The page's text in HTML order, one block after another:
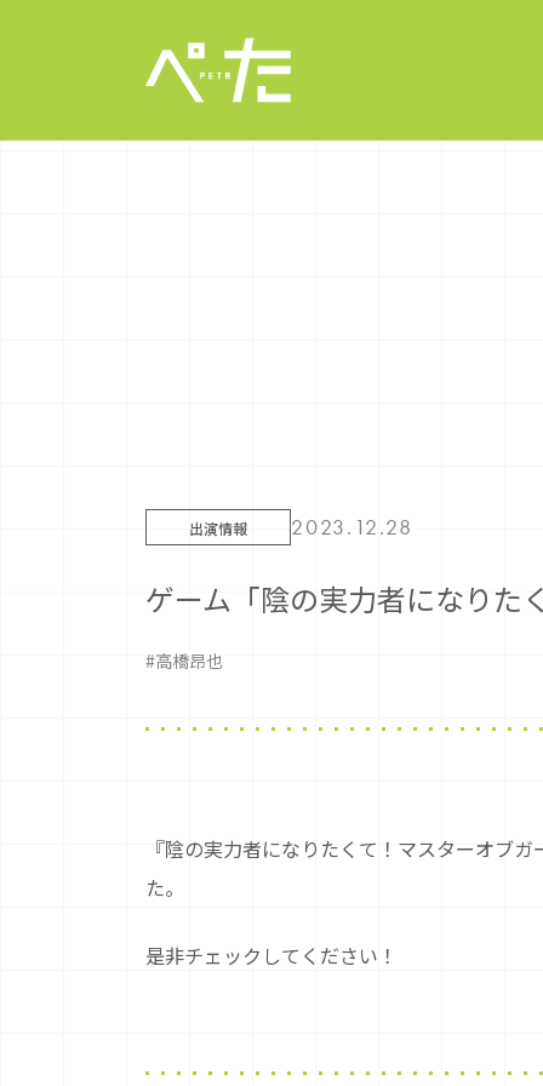
出演情報 2023.12.28
ゲーム「陰の実力者になりた
#高橋昂也
『陰の実力者になりたくて！マスターオブ
た。
是非チェックしてください！